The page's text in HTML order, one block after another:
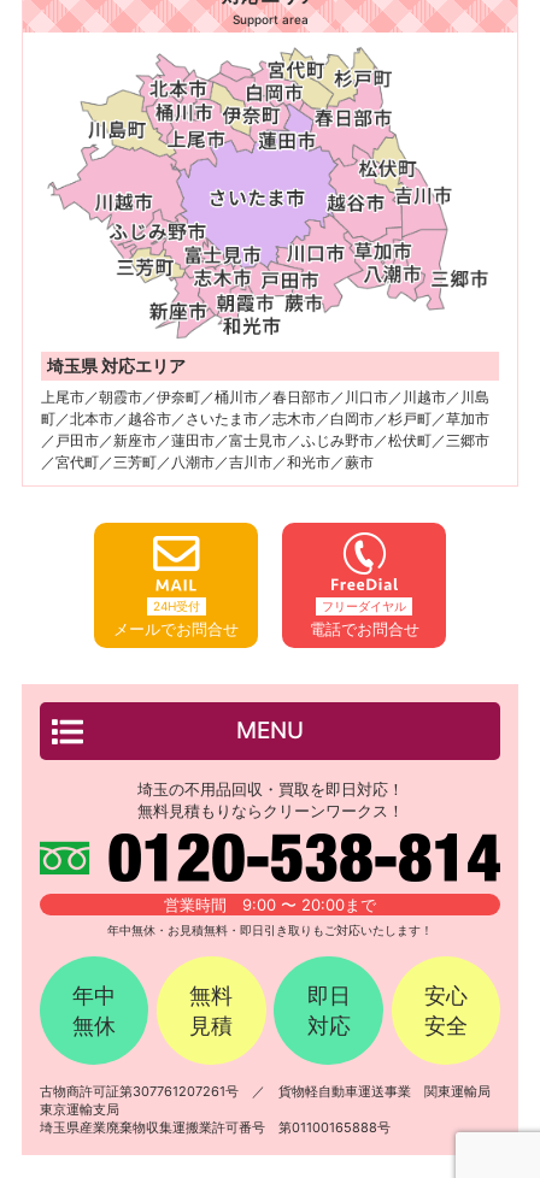
Support area
埼玉県 対応エリア
上尾市／朝霞市／伊奈町／桶川市／春日部市／川口市／川越市／川島
町／北本市／越谷市／さいたま市／志木市／白岡市／杉戸町／草加市
／戸田市／新座市／蓮田市／富士見市／ふじみ野市／松伏町／三郷市
／宮代町／三芳町／八潮市／吉川市／和光市／蕨市
24H受付
メールでお問合せ
フリーダイヤル
電話でお問合せ
MENU
埼玉の不用品回収・買取を即日対応！
無料見積もりならクリーンワークス！
営業時間 9:00 〜 20:00まで
年中無休・お見積無料・即日引き取りもご対応いたします！
年中
無休
無料
見積
即日
対応
安心
安全
古物商許可証第307761207261号 ／ 貨物軽自動車運送事業 関東運輸局
東京運輸支局
埼玉県産業廃棄物収集運搬業許可番号 第01100165888号